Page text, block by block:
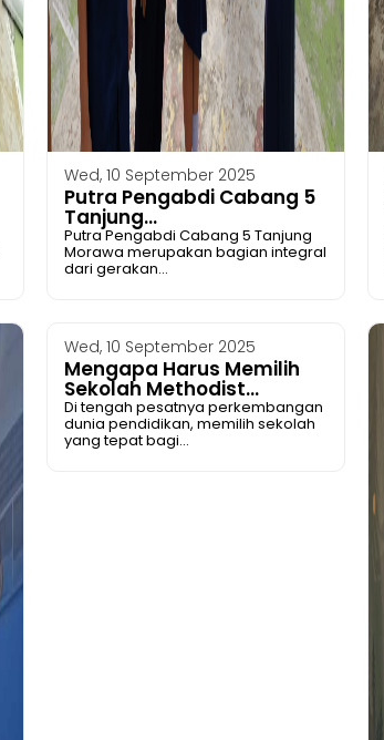
Wed, 10 September 2025
Putra Pengabdi Cabang 5
Tanjung...
Putra Pengabdi Cabang 5 Tanjung
Morawa merupakan bagian integral
dari gerakan...
Wed, 10 September 2025
Mengapa Harus Memilih
Sekolah Methodist...
Di tengah pesatnya perkembangan
dunia pendidikan, memilih sekolah
yang tepat bagi...